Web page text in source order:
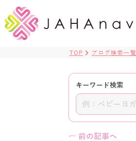
TOP ブログ検索一覧
キーワード検索
← 前の記事へ